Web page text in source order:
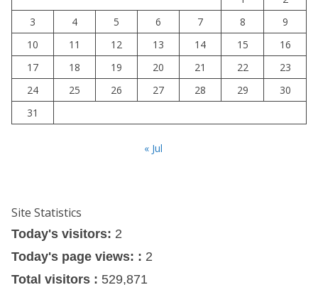
3
4 5 6 7 8
9
10
11 12 13 14 15
16
17
18 19 20 21 22
23
24
25 26 27 28 29
30
31
« Jul
Site Statistics
Today's visitors: 2
Today's page views: : 2
Total visitors : 529,871